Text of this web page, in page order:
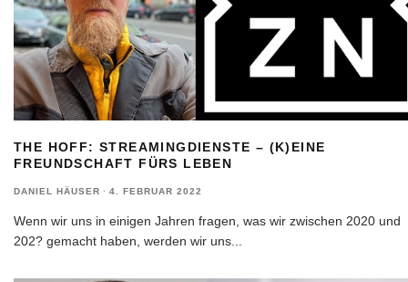
THE HOFF: STREAMINGDIENSTE – (K)EINE
FREUNDSCHAFT FÜRS LEBEN
DANIEL HÄUSER · 4. FEBRUAR 2022
Wenn wir uns in einigen Jahren fragen, was wir zwischen 2020 und
202? gemacht haben, werden wir uns